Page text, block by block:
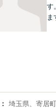
す
ま
埼玉県、寄居町